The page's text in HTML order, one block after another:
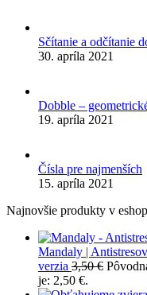
Sčítanie a odčítanie
30. apríla 2021
Dobble –
19. apríla 2021
Čísla pre najmenších
15. apríla 2021
Najnovšie produkty v
Mandaly |
verzia 3,50€
je: 2,50 €.